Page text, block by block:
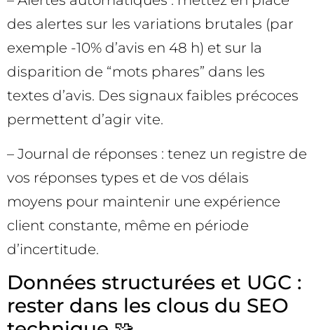
des alertes sur les variations brutales (par
exemple -10% d’avis en 48 h) et sur la
disparition de “mots phares” dans les
textes d’avis. Des signaux faibles précoces
permettent d’agir vite.
– Journal de réponses : tenez un registre de
vos réponses types et de vos délais
moyens pour maintenir une expérience
client constante, même en période
d’incertitude.
Données structurées et UGC :
rester dans les clous du SEO